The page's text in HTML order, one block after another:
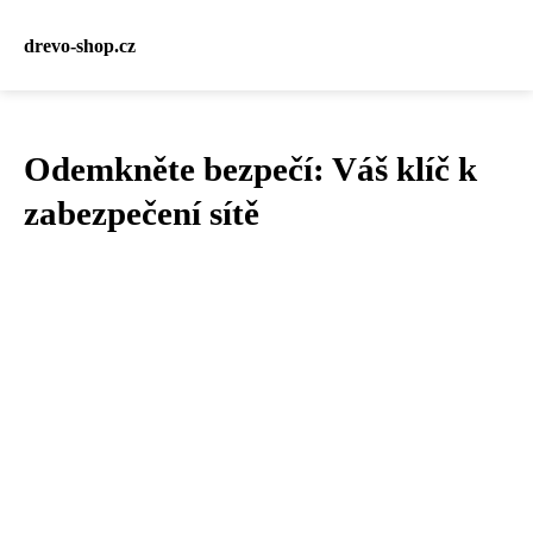
drevo-shop.cz
Odemkněte bezpečí: Váš klíč k
zabezpečení sítě